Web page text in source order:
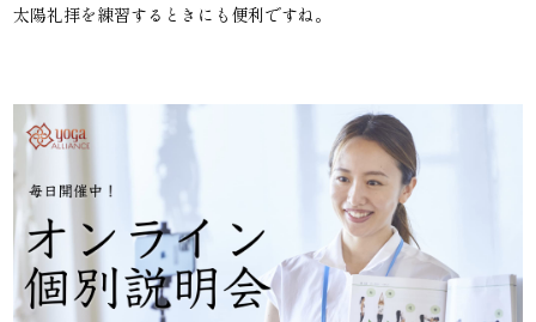
太陽礼拝を練習するときにも便利ですね。